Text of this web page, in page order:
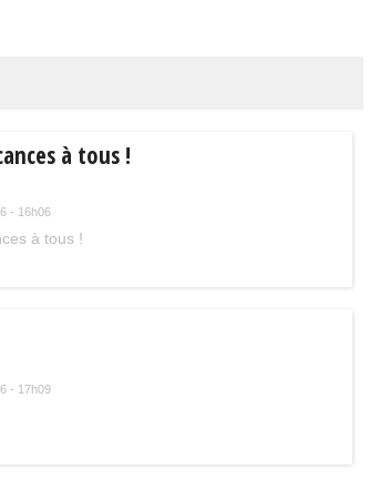
à tous !
- 16h06
à tous !
- 17h09